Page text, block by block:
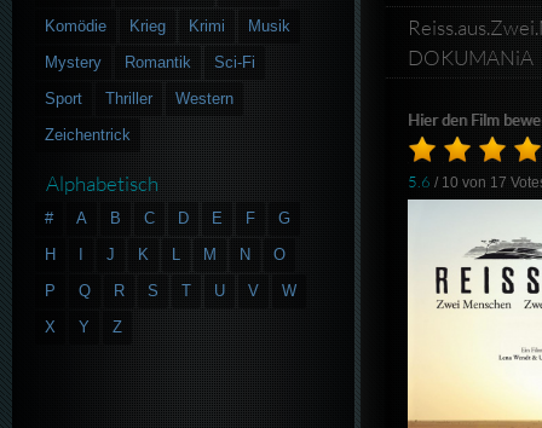
DOKUMANiA
Hier den Film
5.6 / 10 von 17
Komödie
Krieg Krimi
Musik
Mystery
Romantik
Sci-Fi
Sport
Thriller
Western
Zeichentrick
Alphabetisch
# A B C D E F
G
H
J K L M N
O
P
Q R S T U V
W
X
Y Z